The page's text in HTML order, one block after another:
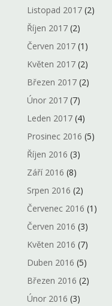
Listopad 2017(2)
Říjen 2017(2)
Červen 2017(1)
Květen 2017(2)
Březen 2017(2)
Únor 2017(7)
Leden 2017(4)
Prosinec 2016 (5)
Říjen 2016 (3)
Září 2016 (8)
Srpen 2016 (2)
Červenec 2016 (1)
Červen 2016 (3)
Květen 2016 (7)
Duben 2016 (5)
Březen 2016 (2)
Únor 2016 (3)